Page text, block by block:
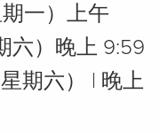
一）上午
六）晚上 9:59
期六） | 晚上